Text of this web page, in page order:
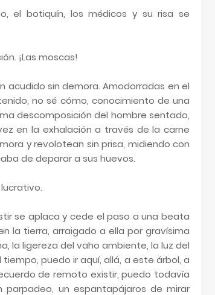
el botiquín, los médicos y su risa se
¡Las moscas!
acudido sin demora. Amodorradas en el
no sé cómo, conocimiento de una
descomposición del hombre sentado,
en la exhalación a través de la carne
y revolotean sin prisa, midiendo con
de deparar a sus huevos.
se aplaca y cede el paso a una beata
la tierra, arraigado a ella por gravísima
la ligereza del vaho ambiente, la luz del
puedo ir aquí, allá, a este árbol, a
de remoto existir, puedo todavía
un espantapájaros de mirar